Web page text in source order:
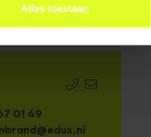
Alles toestaan
01 49